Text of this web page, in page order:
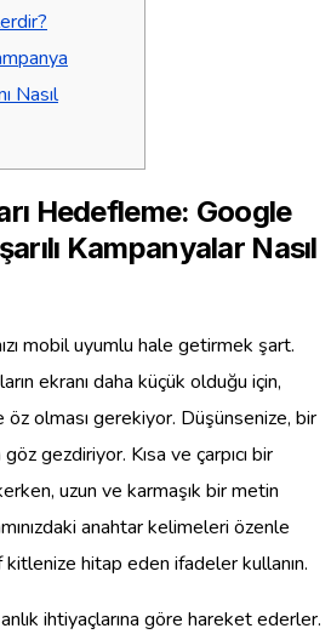
Nasıl
Hedefleme: Google
Kampanyalar Nasıl
mobil uyumlu hale getirmek şart.
ekranı daha küçük olduğu için,
öz olması gerekiyor. Düşünsenize, bir
gezdiriyor. Kısa ve çarpıcı bir
uzun ve karmaşık bir metin
anahtar kelimeleri özenle
hitap eden ifadeler kullanın.
anlık ihtiyaçlarına göre hareket ederler.